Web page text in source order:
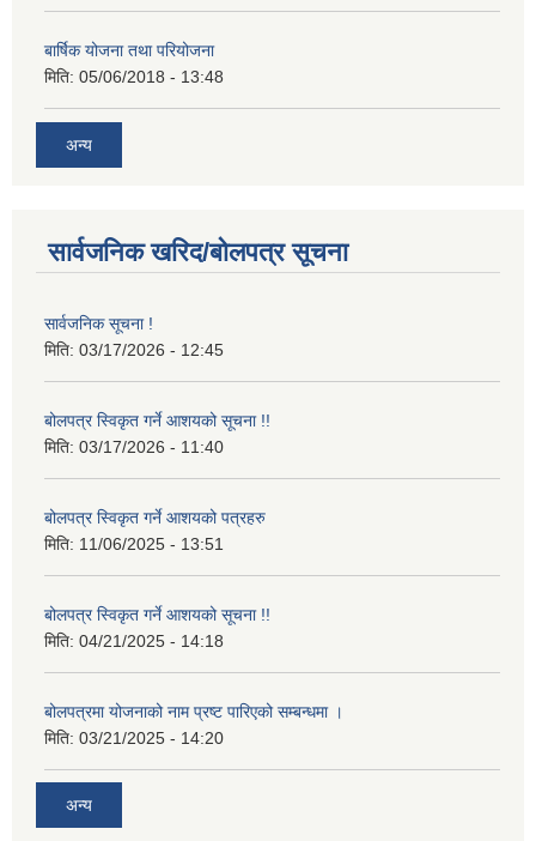
बार्षिक योजना तथा परियोजना
मिति: 05/06/2018 - 13:48
अन्य
सार्वजनिक खरिद/बोलपत्र सूचना
सार्वजनिक सूचना !
मिति: 03/17/2026 - 12:45
बोलपत्र स्विकृत गर्ने आशयको सूचना !!
मिति: 03/17/2026 - 11:40
बोलपत्र स्विकृत गर्ने आशयको पत्रहरु
मिति: 11/06/2025 - 13:51
बोलपत्र स्विकृत गर्ने आशयको सूचना !!
मिति: 04/21/2025 - 14:18
बोलपत्रमा योजनाको नाम प्रष्ट पारिएको सम्बन्धमा ।
मिति: 03/21/2025 - 14:20
अन्य